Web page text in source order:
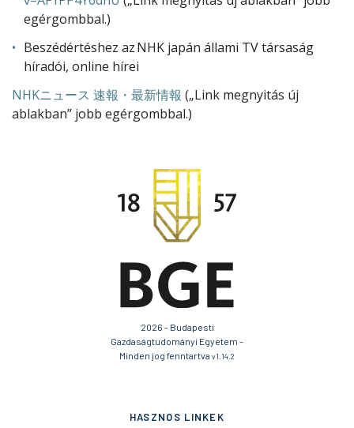
egérgombbal.)
Beszédértéshez az NHK japán állami TV társaság
híradói, online hírei
NHKニュース 速報・最新情報 („Link megnyitás új
ablakban” jobb egérgombbal.)
2026 - Budapesti
Gazdaságtudományi Egyetem -
Minden jog fenntartva v1.14.2
HASZNOS LINKEK